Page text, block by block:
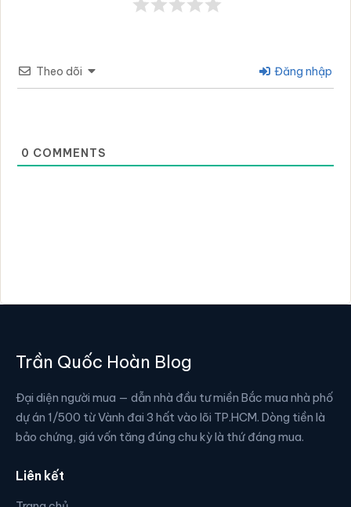
Theo dõi Đăng nhập
0 COMMENTS
Trần Quốc Hoàn Blog
Đại diện người mua — dẫn nhà đầu tư miền Bắc mua nhà phố
dự án 1/500 từ Vành đai 3 hất vào lõi TP.HCM. Dòng tiền là
bảo chứng, giá vốn tăng đúng chu kỳ là thứ đáng mua.
Liên kết